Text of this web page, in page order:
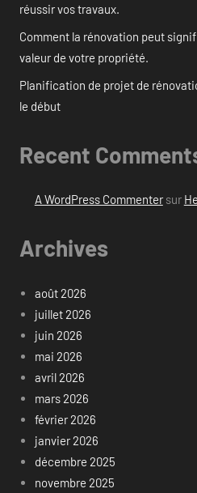
réussir vos travaux.
Comment la rénovation peut
valeur de votre propriété.
Planification de projet de
le début
Recent
A WordPress Commentersur
Archives
août 2026
juillet 2026
juin 2026
mai 2026
avril 2026
mars 2026
février 2026
janvier 2026
décembre 2025
novembre 2025